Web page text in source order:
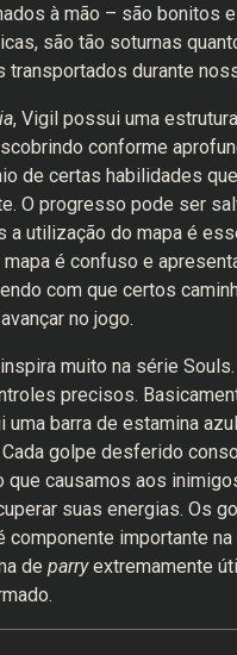
à mão – são bonitos
são tão soturnas
durante
, Vigil possui uma
conforme
de certas habilidades
O progresso pode ser
a utilização do mapa é
mapa é confuso e
com que certos
no jogo.
muito na série
precisos.
barra de estamina
golpe desferido
causamos aos
suas energias. Os
componente importante
de parryextremamente